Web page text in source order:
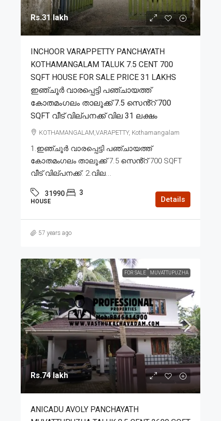
Rs.31 lakh
INCHOOR VARAPPETTY PANCHAYATH
KOTHAMANGALAM TALUK 7.5 CENT 700
SQFT HOUSE FOR SALE PRICE 31 LAKHS
ഇഞ്ചൂർ വാരപ്പെട്ടി പഞ്ചായത്ത്
കോതമംഗലം താലൂക്ക് 7.5 സെൻ്റ് 700
SQFT വീട് വില്പനക്ക് വില 31 ലക്ഷം
KOTHAMANGALAM,VARAPETTY, Kothamangalam
1.ഇഞ്ചൂർ വാരപ്പെട്ടി പഞ്ചായത്ത്
കോതമംഗലം താലൂക്ക് 7.5 സെൻ്റ് 700 SQFT
വീട് വില്പനക്ക്. 2.വില...
31990 3
HOUSE Details
57 years ago
FOR SALE MUVATTUPUZHA
Rs.74 lakh
ANICADU AVOLY PANCHAYATH